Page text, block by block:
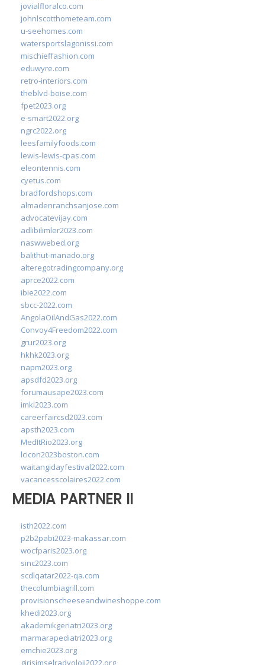
jovialfloralco.com
johnlscotthometeam.com
u-seehomes.com
watersportslagonissi.com
mischieffashion.com
eduwyre.com
retro-interiors.com
theblvd-boise.com
fpet2023.org
e-smart2022.org
ngrc2022.org
leesfamilyfoods.com
lewis-lewis-cpas.com
eleontennis.com
cyetus.com
bradfordshops.com
almadenranchsanjose.com
advocatevijay.com
adlibilimler2023.com
naswwebed.org
balithut-manado.org
alteregotradingcompany.org
aprce2022.com
ibie2022.com
sbcc-2022.com
AngolaOilAndGas2022.com
Convoy4Freedom2022.com
grur2023.org
hkhk2023.org
napm2023.org
apsdfd2023.org
forumausape2023.com
imkl2023.com
careerfaircsd2023.com
apsth2023.com
MedItRio2023.org
lcicon2023boston.com
waitangidayfestival2022.com
vacancesscolaires2022.com
MEDIA PARTNER II
isth2022.com
p2b2pabi2023-makassar.com
wocfparis2023.org
sinc2023.com
scdlqatar2022-qa.com
thecolumbiagrill.com
provisionscheeseandwineshoppe.com
khedi2023.org
akademikgeriatri2023.org
marmarapediatri2023.org
emchie2023.org
girisimselradyoloji2022.org